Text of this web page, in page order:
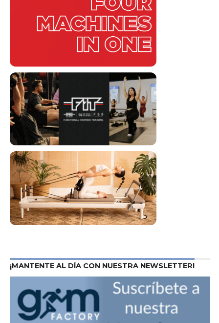
¡MANTENTE AL DÍA CON NUESTRA NEWSLETTER!